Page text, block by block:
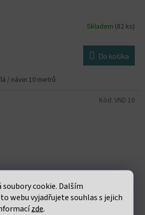
cookie. Dalším
webu vyjadřujete souhlas s jejich
zde.
Skladem (82 ks)
Do košíka
/ návin 10 metrů
Kód: VND 10